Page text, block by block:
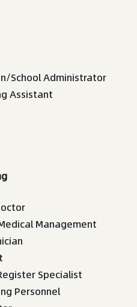
School Administrator
Assistant
Management
Specialist
Personnel